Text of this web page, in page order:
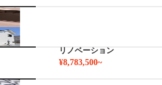
リノベーション
¥8,783,500~